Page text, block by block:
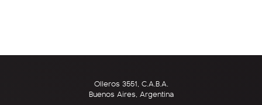
Olleros 3551, C.A.B.A.
Buenos Aires, Argentina